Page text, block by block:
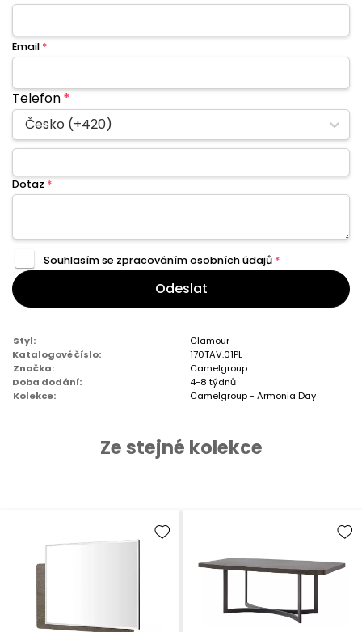
Email *
Telefon*
Česko (+420)
Dotaz *
Souhlasím se zpracovánímosobních údajů *
Odeslat
Styl:
Glamour
Katalogové číslo:
170TAV.01PL
Značka:
Camelgroup
Doba dodání:
4-8 týdnů
Kolekce:
Camelgroup - Armonia Day
Ze stejné kolekce